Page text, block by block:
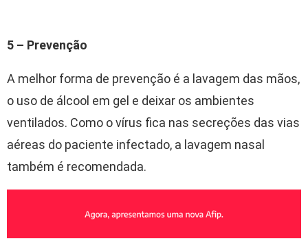
5 – Prevenção
A melhor forma de prevenção é a lavagem das mãos,
o uso de álcool em gel e deixar os ambientes
ventilados. Como o vírus fica nas secreções das vias
aéreas do paciente infectado, a lavagem nasal
também é recomendada.